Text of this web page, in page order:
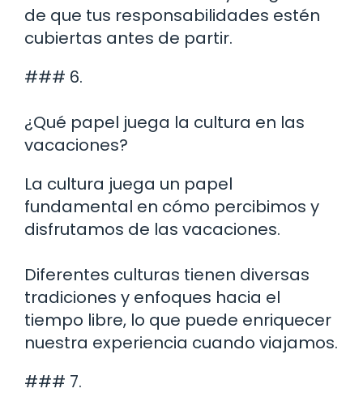
de que tus responsabilidades estén
cubiertas antes de partir.
### 6.
¿Qué papel juega la cultura en las
vacaciones?
La cultura juega un papel
fundamental en cómo percibimos y
disfrutamos de las vacaciones.
Diferentes culturas tienen diversas
tradiciones y enfoques hacia el
tiempo libre, lo que puede enriquecer
nuestra experiencia cuando viajamos.
### 7.